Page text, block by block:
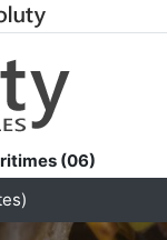
(06)